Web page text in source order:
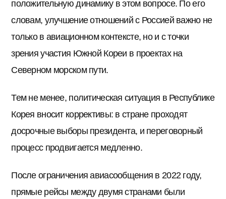
положительную динамику в этом вопросе. По его
словам, улучшение отношений с Россией важно не
только в авиационном контексте, но и с точки
зрения участия Южной Кореи в проектах на
Северном морском пути.
Тем не менее, политическая ситуация в Республике
Корея вносит коррективы: в стране проходят
досрочные выборы президента, и переговорный
процесс продвигается медленно.
После ограничения авиасообщения в 2022 году,
прямые рейсы между двумя странами были